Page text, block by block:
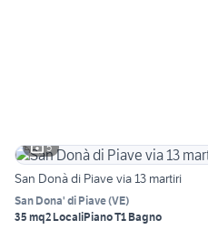
5
San Donà di Piave via 13 martiri
San Dona' di Piave(VE)
35 mq2 LocaliPiano T1 Bagno